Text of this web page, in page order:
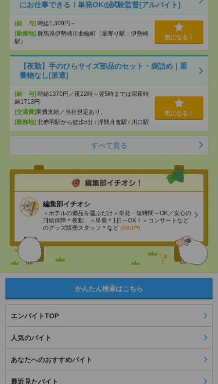
にお仕事できる！単発OK◎試験監督[アルバイト]
[給 与] 時給1,300円～
[勤務地] 群馬県伊勢崎市曲輪町（最寄り駅：伊勢崎
駅）
気になる！
【夜勤】手のひらサイズ部品のセット・袋詰め｜重
量物なし[派遣]
[給 与] 時給1370円／夜22時～翌5時までは深夜時
給1713円
[交通費]実費支給／当社規定あり。
[勤務地] 北赤羽駅から徒歩5分 / 浮間舟渡駅 / 川口駅
気になる！
すべて見る
編集部イチオシ
＜ホテルの備品を運ぶだけ＞単発・短時間～OK／安心の
日給保障＊夜勤、＜単発＊1日～OK！＞コンサートなど
のグッズ販売スタッフ＊など (8/6UP!)
かんたん検索はこちら
エンバイトTOP
人気のバイト
あなたへのおすすめバイト
最近見たバイト